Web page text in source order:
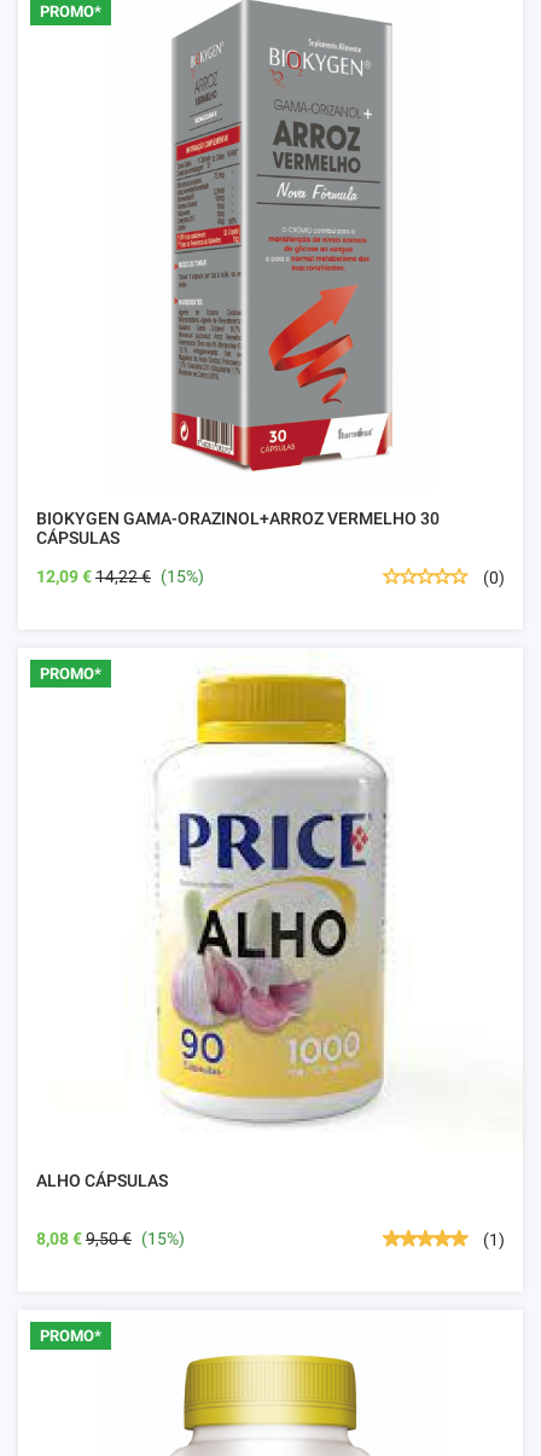
PROMO*
BIOKYGEN GAMA-ORAZINOL+ARROZ VERMELHO 30
CÁPSULAS
12,09 €14,22 € (15%) (0)
PROMO*
ALHO CÁPSULAS
8,08 €9,50 € (15%) (1)
PROMO*